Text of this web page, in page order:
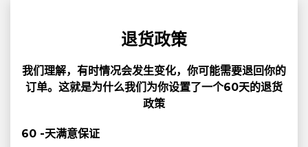
退货政策
我们理解，有时情况会发生变化，你可能需要退回你的
订单。这就是为什么我们为你设置了一个60天的退货
政策
60 -天满意保证